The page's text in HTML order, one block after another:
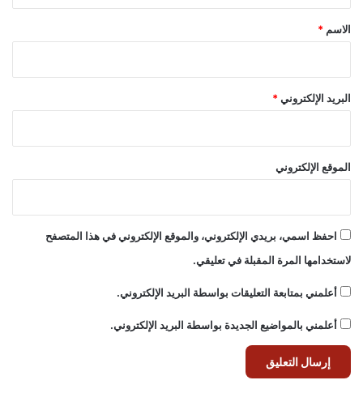
*
الاسم *
البريد الإلكتروني*
الموقع الإلكتروني
احفظ اسمي، بريدي الإلكتروني، والموقع الإلكتروني في هذا المتصفح
لاستخدامها المرة المقبلة في تعليقي.
أعلمني بمتابعة التعليقات بواسطة البريد الإلكتروني.
أعلمني بالمواضيع الجديدة بواسطة البريد الإلكتروني.